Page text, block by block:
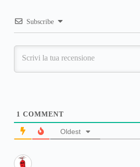
Subscribe
1 COMMENT
Oldest